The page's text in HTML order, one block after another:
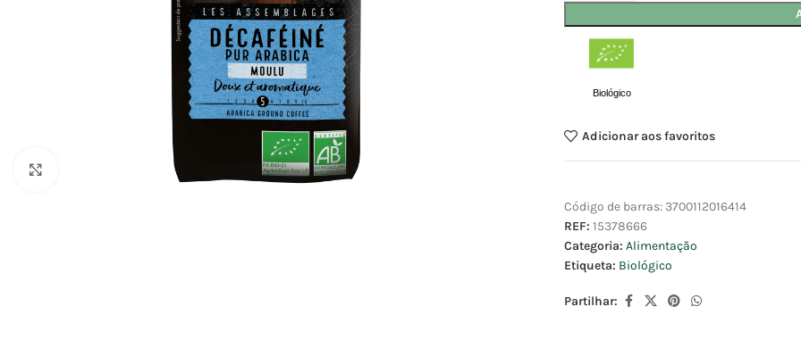
Biológico
Adicionar aos favoritos
Código de barras: 3700112016414
REF: 15378666
Categoria: Alimentação
Etiqueta: Biológico
Partilhar: